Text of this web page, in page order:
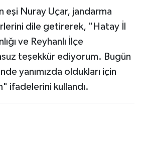
eşi Nuray Uçar, jandarma
dile getirerek, "Hatay İl
ve Reyhanlı İlçe
teşekkür ediyorum. Bugün
yanımızda oldukları için
ifadelerini kullandı.